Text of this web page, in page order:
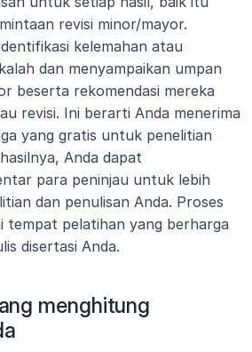
revisi minor/mayor.
kelemahan atau
dan menyampaikan umpan
beserta rekomendasi mereka
revisi. Ini berarti Anda menerima
yang gratis untuk penelitian
Anda dapat
para peninjau untuk lebih
dan penulisan Anda. Proses
tempat pelatihan yang berharga
disertasi Anda.
menghitung